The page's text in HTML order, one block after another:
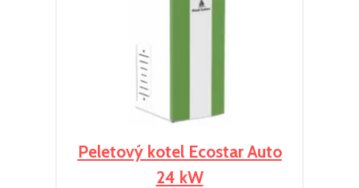
Peletový kotel Ecostar Auto
24 kW